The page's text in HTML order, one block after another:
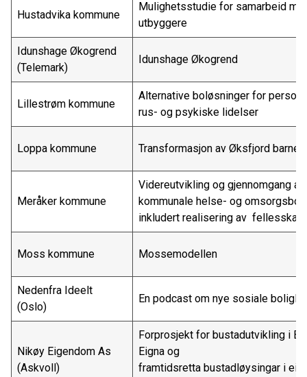
Hustadvika kommune
Mulighetsstudie for samarbeid
utbyggere
Idunshage Økogrend
(Telemark)
Idunshage Økogrend
Lillestrøm kommune
Alternative boløsninger for
rus- og psykiske lidelser
Loppa kommune Transformasjon av Øksfjord
Meråker kommune
Videreutvikling og gjennomgang av
kommunale helse- og
inkludert realisering av
Moss kommune Mossemodellen
Nedenfra Ideelt
(Oslo)
En podcast om nye sosiale
Nikøy Eigendom As
(Askvoll)
Forprosjekt for bustadutvikling i
Eigna og
framtidsretta bustadløysingar i eit